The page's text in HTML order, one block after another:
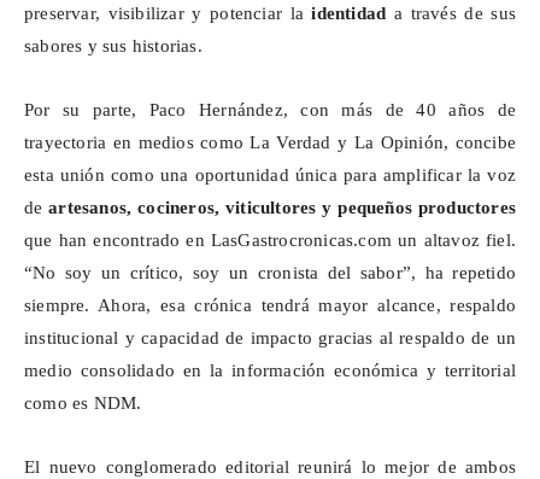
preservar, visibilizar y potenciar laidentidad a través de sus
sabores y sus historias.
Por su parte, Paco Hernández, con más de 40 años de
trayectoria en medios como La Verdad y La Opinión, concibe
esta unión como una oportunidad única para amplificar la voz
deartesanos, cocineros, viticultores y pequeños productores
que han encontrado en LasGastrocronicas.com un altavoz fiel.
“No soy un crítico, soy un cronista del sabor”, ha repetido
siempre. Ahora, esa crónica tendrá mayor alcance, respaldo
institucional y capacidad de impacto gracias al respaldo de un
medio consolidado en la información económica y territorial
como es NDM.
El nuevo conglomerado editorial reunirá lo mejor de ambos